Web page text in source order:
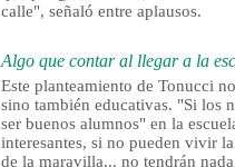
calle", señaló entre aplausos.
Algo que contar al llegar a la
Este planteamiento de Tonucci
sino también educativas. "Si los
ser buenos alumnos" en la
interesantes, si no pueden vivir
de la maravilla... no tendrán